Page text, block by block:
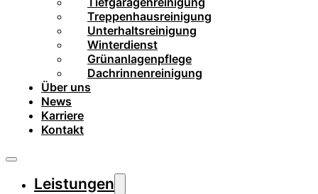
Treppenhausreinigung
Unterhaltsreinigung
Winterdienst
Grünanlagenpflege
Dachrinnenreinigung
Über uns
News
Karriere
Kontakt
Leistungen